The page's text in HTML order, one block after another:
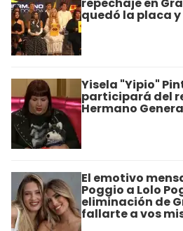
repechaje en
quedó la placa
Yisela "Yipio"
participará del
Hermano
El emotivo
Poggio a Lolo
eliminación de
fallarte a vos